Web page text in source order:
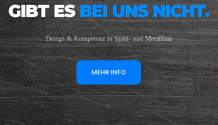
GIBT ESBEI UNS NICHT.
Design & Kompetenz in Stahl- und Metallbau
MEHR INFO